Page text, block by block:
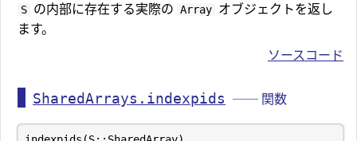
S の内部に存在する実際の Array オブジェクトを返し
ます。
ソースコード
SharedArrays.indexpids ── 関数